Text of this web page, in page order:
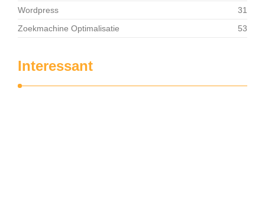
Wordpress
31
Zoekmachine Optimalisatie
53
Interessant